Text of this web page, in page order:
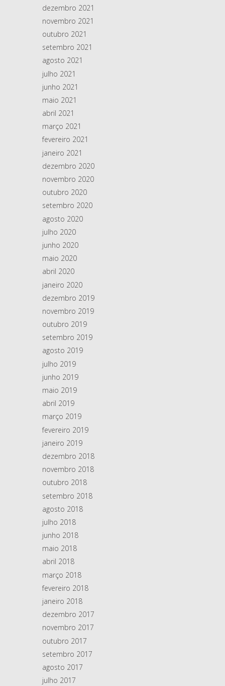
dezembro 2021
novembro 2021
outubro 2021
setembro 2021
agosto 2021
julho 2021
junho 2021
maio 2021
abril 2021
março 2021
fevereiro 2021
janeiro 2021
dezembro 2020
novembro 2020
outubro 2020
setembro 2020
agosto 2020
julho 2020
junho 2020
maio 2020
abril 2020
janeiro 2020
dezembro 2019
novembro 2019
outubro 2019
setembro 2019
agosto 2019
julho 2019
junho 2019
maio 2019
abril 2019
março 2019
fevereiro 2019
janeiro 2019
dezembro 2018
novembro 2018
outubro 2018
setembro 2018
agosto 2018
julho 2018
junho 2018
maio 2018
abril 2018
março 2018
fevereiro 2018
janeiro 2018
dezembro 2017
novembro 2017
outubro 2017
setembro 2017
agosto 2017
julho 2017